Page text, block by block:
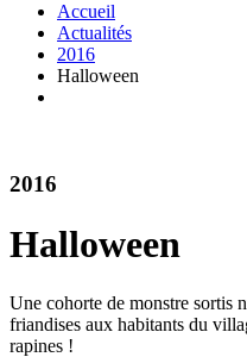
Accueil
Actualités
2016
Halloween
2016
Halloween
Une cohorte de monstre sortis
friandises aux habitants du
rapines !